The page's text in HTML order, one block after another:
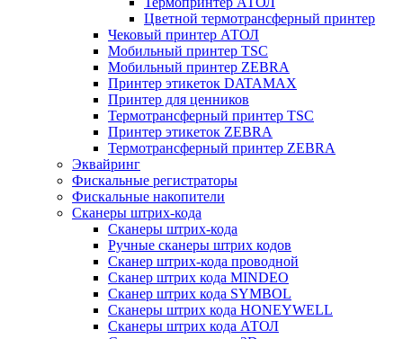
Цветной термотрансферный принтер
Чековый принтер АТОЛ
Мобильный принтер TSC
Мобильный принтер ZEBRA
Принтер этикеток DATAMAX
Принтер для ценников
Термотрансферный принтер TSC
Принтер этикеток ZEBRA
Термотрансферный принтер ZEBRA
Эквайринг
Фискальные регистраторы
Фискальные накопители
Сканеры штрих-кода
Сканеры штрих-кода
Ручные сканеры штрих кодов
Сканер штрих-кода проводной
Сканер штрих кода MINDEO
Сканер штрих кода SYMBOL
Сканеры штрих кода HONEYWELL
Сканеры штрих кода АТОЛ